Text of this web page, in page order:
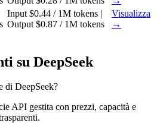
Input $0.44 / 1M tokens |
Output $0.87 / 1M tokens
Visualizza
→
su DeepSeek
di DeepSeek?
API gestita con prezzi, capacità e